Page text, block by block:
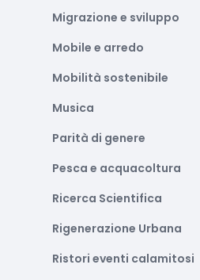
Migrazione e sviluppo
Mobile e arredo
Mobilità sostenibile
Musica
Parità di genere
Pesca e acquacoltura
Ricerca Scientifica
Rigenerazione Urbana
Ristori eventi calamitosi